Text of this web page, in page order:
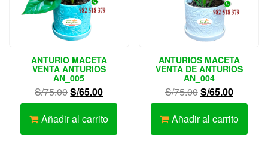
ANTURIO MACETA
VENTA ANTURIOS
AN_005
S/75.00El
precio
original
S/65.00El
precio
actual
Añadir al carrito
ANTURIOS MACETA
VENTA DE ANTURIOS
AN_004
S/75.00El
precio
original
S/65.00El
precio
actual
Añadir al carrito